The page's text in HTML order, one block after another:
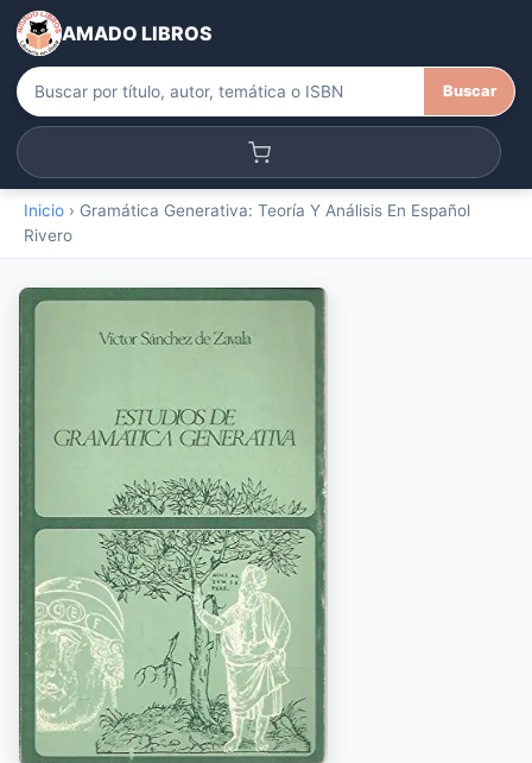
AMADO LIBROS
Buscar
Inicio › Gramática Generativa: Teoría Y Análisis En Español
Rivero